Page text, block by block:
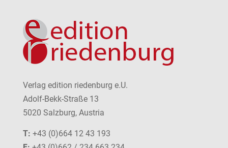
Verlag edition riedenburg e.U.
Adolf-Bekk-Straße 13
5020 Salzburg, Austria
T: +43 (0)664 12 43 193